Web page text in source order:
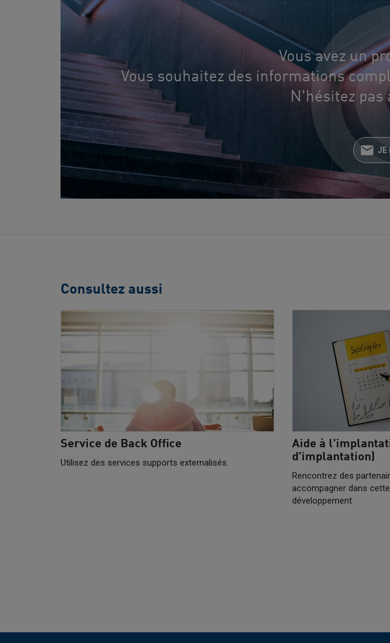
Vous avez un
Vous souhaitez des informations
N'hésitez pas
JE
Consultez aussi
Service de Back Office
Utilisez des services supports externalisés.
Aide à
d'implantation)
Rencontrez des
accompagner dans
développement